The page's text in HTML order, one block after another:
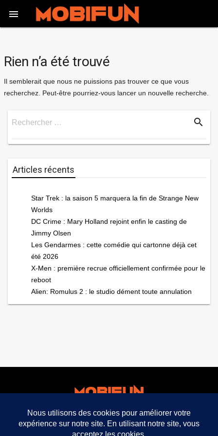

Rien n’a été trouvé
Il semblerait que nous ne puissions pas trouver ce que vous
recherchez. Peut-être pourriez-vous lancer un nouvelle recherche.
Rechercher … search
Articles récents
Star Trek : la saison 5 marquera la fin de Strange New
Worlds
DC Crime : Mary Holland rejoint enfin le casting de
Jimmy Olsen
Les Gendarmes : cette comédie qui cartonne déjà cet
été 2026
X-Men : première recrue officiellement confirmée pour le
reboot
Alien: Romulus 2 : le studio dément toute annulation
facebook twitter
mobifun ©